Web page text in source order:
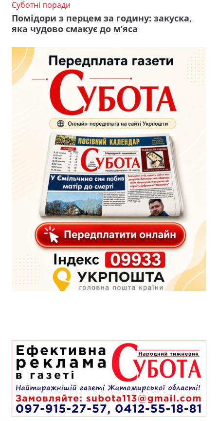
Суботні поради
Помідори з перцем за годину: закуска,
яка чудово смакує до м’яса